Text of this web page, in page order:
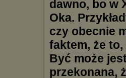
dawno, bo w
Oka.
czy obecnie
faktem, że
Być może
przekonana,